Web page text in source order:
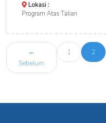
Lokasi :
Program Atas Talian
←
Sebelum
1 2